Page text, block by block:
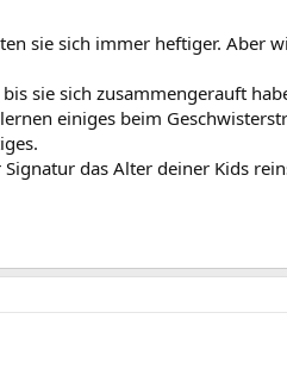
sie sich immer heftiger. Aber
sie sich zusammengerauft
einiges beim
das Alter deiner Kids